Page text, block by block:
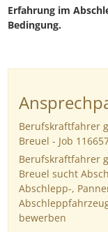
Erfahrung im
Bedingung.
Berufskraftfahrer
Breuel - Job
Berufskraftfahrer
Breuel sucht
Abschlepp-,
bewerben